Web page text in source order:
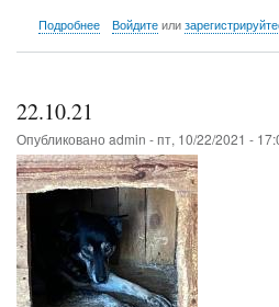
Подробнеео
Войдитеили
22.10.21
Опубликовано admin -пт, 10/22/2021 -